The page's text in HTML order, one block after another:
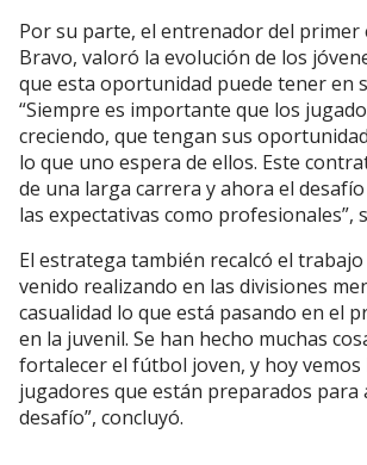
Por su parte, el entrenador del primer
Bravo, valoró la evolución de los
que esta oportunidad puede tener en
“Siempre es importante que los
creciendo, que tengan sus
lo que uno espera de ellos. Este
de una larga carrera y ahora el
las expectativas como profesionales”,
El estratega también recalcó el trabajo
venido realizando en las divisiones
casualidad lo que está pasando en el
en la juvenil. Se han hecho muchas
fortalecer el fútbol joven, y hoy
jugadores que están preparados para
desafío”, concluyó.